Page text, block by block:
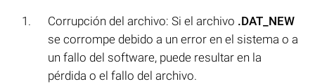
Corrupción del archivo: Si el archivo .DAT_NEW
se corrompe debido a un error en el sistema o a
un fallo del software, puede resultar en la
pérdida o el fallo del archivo.